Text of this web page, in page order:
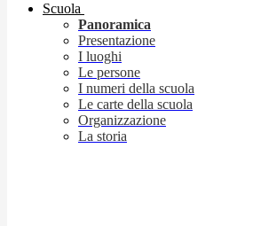
Scuola
Panoramica
Presentazione
I luoghi
Le persone
I numeri della scuola
Le carte della scuola
Organizzazione
La storia